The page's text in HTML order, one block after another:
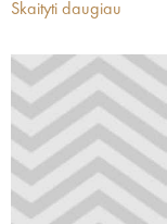
Skaityti daugiau